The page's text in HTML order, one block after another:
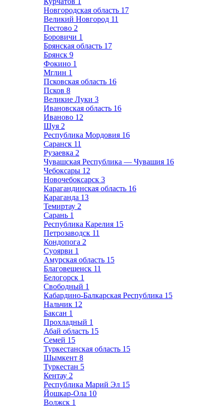
Новгородская область 17
Великий Новгород 11
Пестово 2
Боровичи 1
Брянская область 17
Брянск 9
Фокино 1
Мглин 1
Псковская область 16
Псков 8
Великие Луки 3
Ивановская область 16
Иваново 12
Шуя 2
Республика Мордовия 16
Саранск 11
Рузаевка 2
Чувашская Республика — Чувашия 16
Чебоксары 12
Новочебоксарск 3
Карагандинская область 16
Караганда 13
Темиртау 2
Сарань 1
Республика Карелия 15
Петрозаводск 11
Кондопога 2
Суоярви 1
Амурская область 15
Благовещенск 11
Белогорск 1
Свободный 1
Кабардино-Балкарская Республика 15
Нальчик 12
Баксан 1
Прохладный 1
Абай область 15
Семей 15
Туркестанская область 15
Шымкент 8
Туркестан 5
Кентау 2
Республика Марий Эл 15
Йошкар-Ола 10
Волжск 1